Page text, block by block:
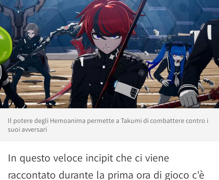
Il potere degli Hemoanima permette a Takumi di combattere contro i
suoi avversari
In questo veloce incipit che ci viene
raccontato durante la prima ora di gioco c'è